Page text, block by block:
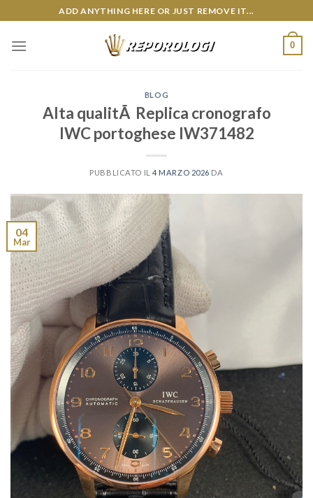
to
content
ADD ANYTHING HERE OR JUST REMOVE IT...
0
BLOG
Alta qualitÃ Replica cronografo
IWC portoghese IW371482
PUBBLICATO IL4 MARZO 2026 DA
04
Mar